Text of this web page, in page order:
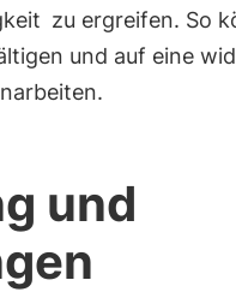
zu ergreifen. So
und auf eine
und